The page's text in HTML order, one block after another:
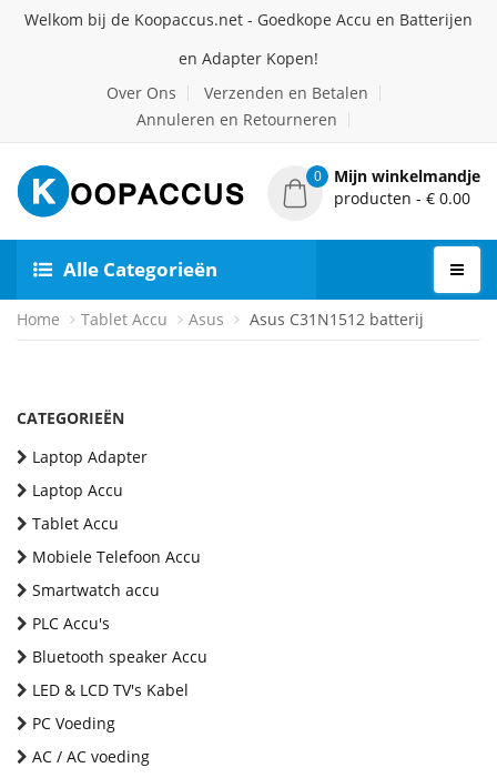
Welkom bij de Koopaccus.net - Goedkope Accu en Batterijen
en Adapter Kopen!
Over Ons
Verzenden en Betalen
Annuleren en Retourneren
0
Mijn winkelmandje
producten - € 0.00
Alle Categorieën
Home Tablet Accu Asus Asus C31N1512 batterij
CATEGORIEËN
Laptop Adapter
Laptop Accu
Tablet Accu
Mobiele Telefoon Accu
Smartwatch accu
PLC Accu's
Bluetooth speaker Accu
LED & LCD TV's Kabel
PC Voeding
AC / AC voeding